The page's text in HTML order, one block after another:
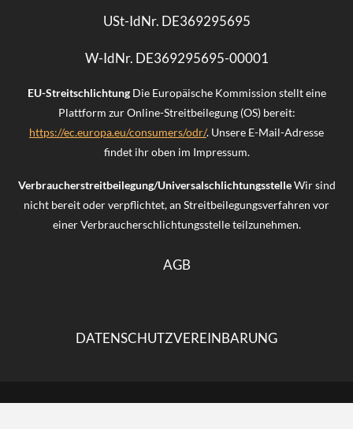
USt-IdNr. DE369295695
W-IdNr. DE369295695-00001
EU-StreitschlichtungDie Europäische Kommission stellt eine
Plattform zur Online-Streitbeilegung (OS) bereit:
https://ec.europa.eu/consumers/odr/. Unsere E-Mail-Adresse
findet ihr oben im Impressum.
Verbraucherstreitbeilegung/UniversalschlichtungsstelleWir sind
nicht bereit oder verpflichtet, an Streitbeilegungsverfahren vor
einer Verbraucherschlichtungsstelle teilzunehmen.
AGB
DATENSCHUTZVEREINBARUNG